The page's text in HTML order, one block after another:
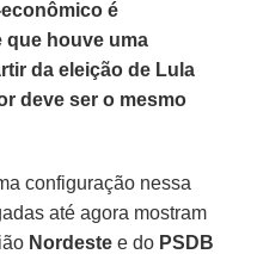
é
que houve uma
da eleição de Lula
deve ser o mesmo
configuração nessa
até agora mostram
Nordeste e do PSDB